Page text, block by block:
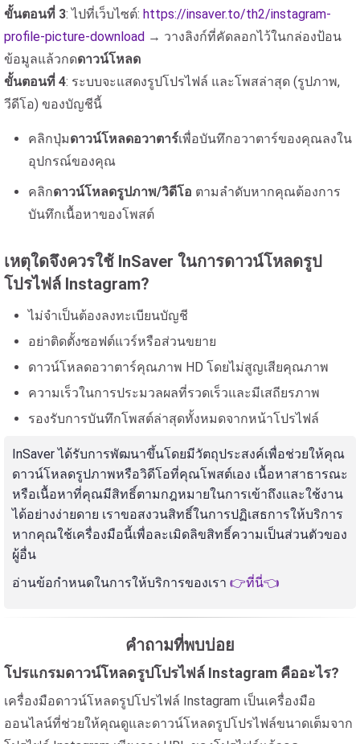
ขั้นตอนที่ 3: ไปที่เว็บไซต์: https://insaver.to/th2/instagram-
profile-picture-download → วางลิงก์ที่คัดลอกไว้ในกล่องป้อน
ข้อมูลแล้วกดดาวน์โหลด
ขั้นตอนที่ 4: ระบบจะแสดงรูปโปรไฟล์ และโพสล่าสุด (รูปภาพ,
วีดีโอ) ของบัญชีนี้
คลิกปุ่มดาวน์โหลดอวาตาร์เพื่อบันทึกอวาตาร์ของคุณลงใน
อุปกรณ์ของคุณ
คลิกดาวน์โหลดรูปภาพ/วิดีโอ ตามลำดับหากคุณต้องการ
บันทึกเนื้อหาของโพสต์
เหตุใดจึงควรใช้ InSaver ในการดาวน์โหลดรูป
โปรไฟล์ Instagram?
ไม่จำเป็นต้องลงทะเบียนบัญชี
อย่าติดตั้งซอฟต์แวร์หรือส่วนขยาย
ดาวน์โหลดอวาตาร์คุณภาพ HD โดยไม่สูญเสียคุณภาพ
ความเร็วในการประมวลผลที่รวดเร็วและมีเสถียรภาพ
รองรับการบันทึกโพสต์ล่าสุดทั้งหมดจากหน้าโปรไฟล์
InSaver ได้รับการพัฒนาขึ้นโดยมีวัตถุประสงค์เพื่อช่วยให้คุณ
ดาวน์โหลดรูปภาพหรือวิดีโอที่คุณโพสต์เอง เนื้อหาสาธารณะ
หรือเนื้อหาที่คุณมีสิทธิ์ตามกฎหมายในการเข้าถึงและใช้งาน
ได้อย่างง่ายดาย เราขอสงวนสิทธิ์ในการปฏิเสธการให้บริการ
หากคุณใช้เครื่องมือนี้เพื่อละเมิดลิขสิทธิ์ความเป็นส่วนตัวของ
ผู้อื่น
อ่านข้อกำหนดในการให้บริการของเรา 👉ที่นี่👈
คำถามที่พบบ่อย
โปรแกรมดาวน์โหลดรูปโปรไฟล์ Instagram คืออะไร?
เครื่องมือดาวน์โหลดรูปโปรไฟล์ Instagram เป็นเครื่องมือ
ออนไลน์ที่ช่วยให้คุณดูและดาวน์โหลดรูปโปรไฟล์ขนาดเต็มจาก